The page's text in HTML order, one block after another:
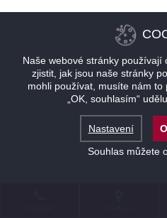
Naše webové stránky
zjistit, jak jsou naše stránky
mohli používat, musíte nám
„OK, souhlasím“
Nastavení
Souhlas můžete